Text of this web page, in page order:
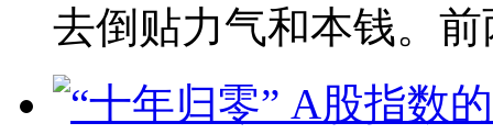
去倒贴力气和本钱。前